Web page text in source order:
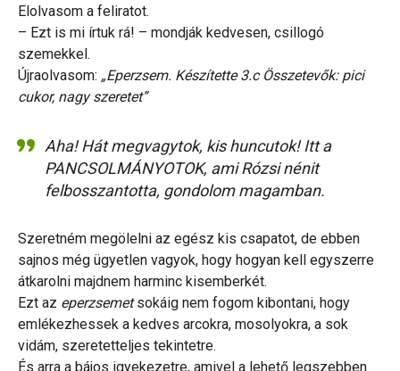
Elolvasom a feliratot.
– Ezt is mi írtuk rá! – mondják kedvesen, csillogó
szemekkel.
Újraolvasom: „Eperzsem. Készítette 3.c Összetevők: pici
cukor, nagy szeretet”
Aha! Hát megvagytok, kis huncutok! Itt a
PANCSOLMÁNYOTOK, ami Rózsi nénit
felbosszantotta, gondolom magamban.
Szeretném megölelni az egész kis csapatot, de ebben
sajnos még ügyetlen vagyok, hogy hogyan kell egyszerre
átkarolni majdnem harminc kisemberkét.
Ezt az eperzsemetsokáig nem fogom kibontani, hogy
emlékezhessek a kedves arcokra, mosolyokra, a sok
vidám, szeretetteljes tekintetre.
És arra a bájos igyekezetre, amivel a lehető legszebben